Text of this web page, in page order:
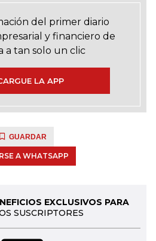
del primer diario
y financiero de
a tan solo un clic
LA APP
GUARDAR
A WHATSAPP
EXCLUSIVOS PARA
SUSCRIPTORES